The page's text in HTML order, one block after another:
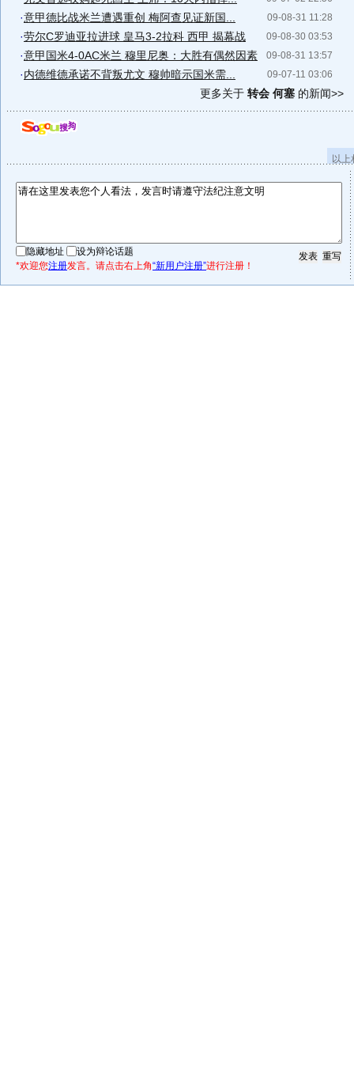
09-08-31 11:28
·意甲德比战米兰遭遇重创 梅阿查见证新国...
09-08-30 03:53
·劳尔C罗迪亚拉进球 皇马3-2拉科 西甲 揭幕战
09-08-31 13:57
·意甲国米4-0AC米兰 穆里尼奥：大胜有偶然因素
09-07-11 03:06
·内德维德承诺不背叛尤文 穆帅暗示国米需...
更多关于 转会 何塞 的新闻>>
以
隐藏地址
设为辩论话题
*欢迎您注册发言。请点击右上角“新用户注册”进行注册！